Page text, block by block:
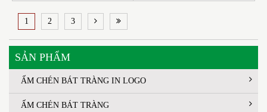
1 2 3
SẢN PHẨM
ẤM CHÉN BÁT TRÀNG IN LOGO
ẤM CHÉN BÁT TRÀNG